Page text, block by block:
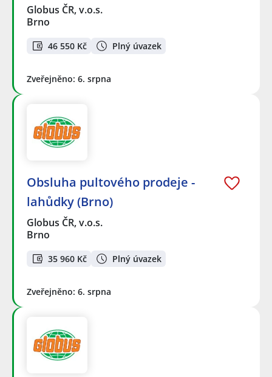
Globus ČR, v.o.s.
Brno
46 550 Kč Plný úvazek
Zveřejněno: 6. srpna
Obsluha pultového prodeje -
lahůdky (Brno)
Globus ČR, v.o.s.
Brno
35 960 Kč Plný úvazek
Zveřejněno: 6. srpna